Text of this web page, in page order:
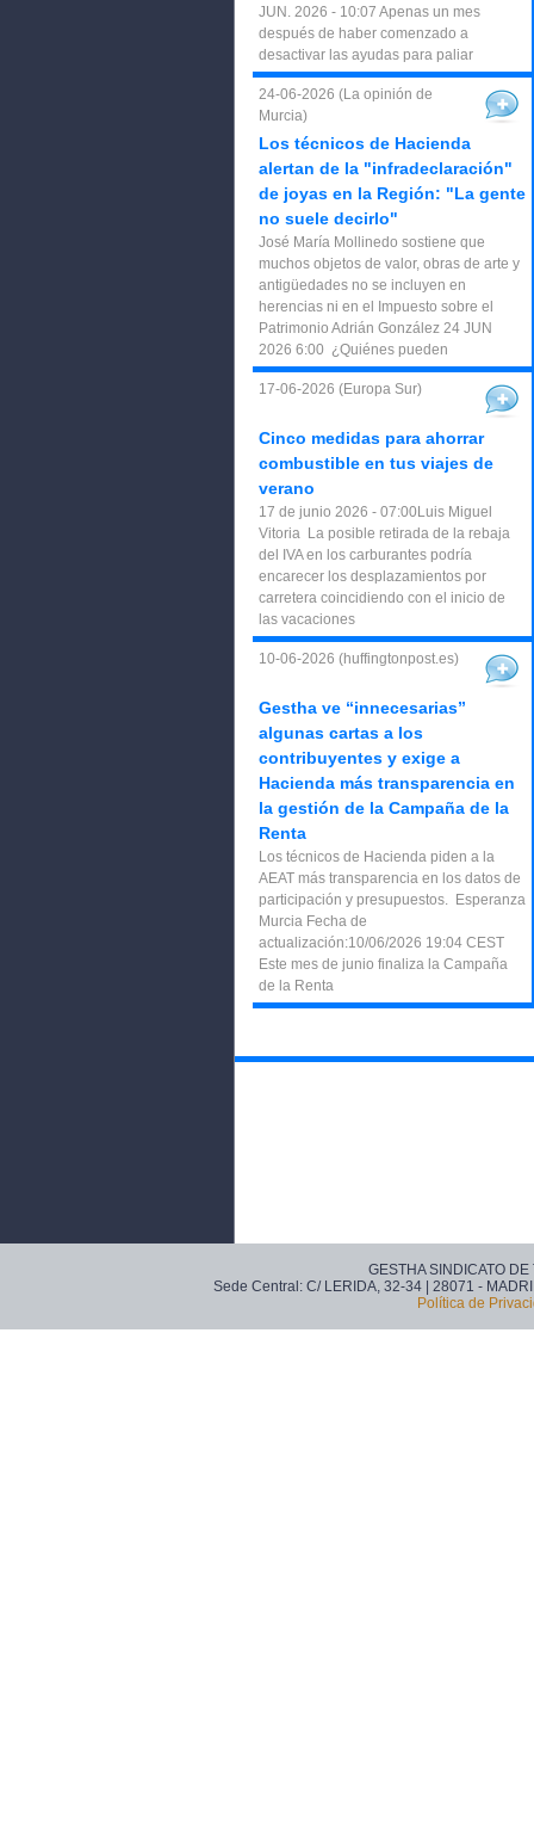
JUN. 2026 - 10:07 Apenas un mes
después de haber comenzado a
desactivar las ayudas para paliar
24-06-2026 (La opinión de
Murcia)
Los técnicos de Hacienda
alertan de la "infradeclaración"
de joyas en la Región: "La gente
no suele decirlo"
José María Mollinedo sostiene que
muchos objetos de valor, obras de arte y
antigüedades no se incluyen en
herencias ni en el Impuesto sobre el
Patrimonio Adrián González 24 JUN
2026 6:00 ¿Quiénes pueden
17-06-2026 (Europa Sur)
Cinco medidas para ahorrar
combustible en tus viajes de
verano
17 de junio 2026 - 07:00Luis Miguel
Vitoria La posible retirada de la rebaja
del IVA en los carburantes podría
encarecer los desplazamientos por
carretera coincidiendo con el inicio de
las vacaciones
10-06-2026 (huffingtonpost.es)
Gestha ve “innecesarias”
algunas cartas a los
contribuyentes y exige a
Hacienda más transparencia en
la gestión de la Campaña de la
Renta
Los técnicos de Hacienda piden a la
AEAT más transparencia en los datos de
participación y presupuestos. Esperanza
Murcia Fecha de
actualización:10/06/2026 19:04 CEST
Este mes de junio finaliza la Campaña
de la Renta
GESTHA SINDICATO
Sede Central: C/ LERIDA, 32-34 | 28071 -
Política de